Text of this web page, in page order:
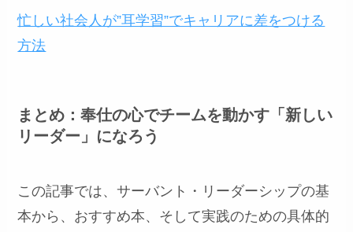
忙しい社会人が”耳学習”でキャリアに差をつける
方法
まとめ：奉仕の心でチームを動かす「新しい
リーダー」になろう
この記事では、サーバント・リーダーシップの基
本から、おすすめ本、そして実践のための具体的